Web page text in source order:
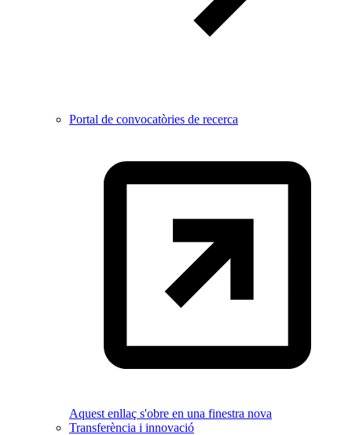
Portal de convocatòries de recerca
Aquest enllaç s'obre en una finestra nova
Transferència i innovació